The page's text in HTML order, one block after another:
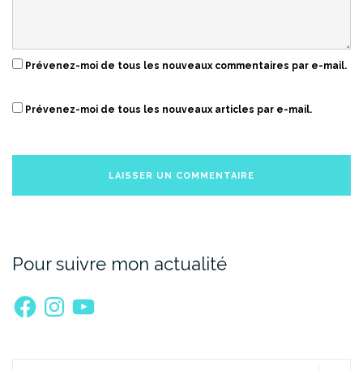
Prévenez-moi de tous les nouveaux commentaires par e-mail.
Prévenez-moi de tous les nouveaux articles par e-mail.
Pour suivre mon actualité
FacebookInstagramYouTube